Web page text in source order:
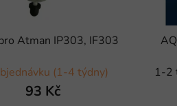
Atman IP303, IF303
(1-4 týdny)
93 Kč
1-2